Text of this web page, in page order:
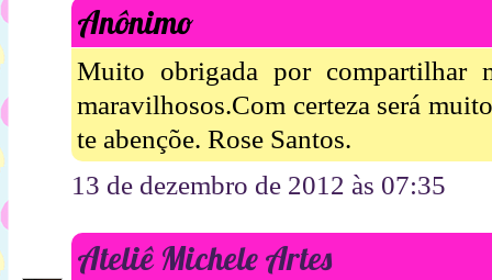
Anônimo
Muito obrigada por compartilhar
maravilhosos.Com certeza será
te abençõe. Rose Santos.
13 de dezembro de 2012 às 07:35
Ateliê Michele Artes